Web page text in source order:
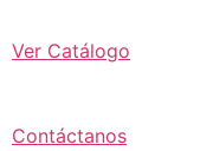
Ver Catálogo
Contáctanos